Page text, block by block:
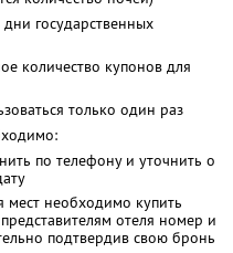
государственных
количество купонов для
только один раз
по телефону и уточнить о
мест необходимо купить
отеля номер и
подтвердив свою бронь